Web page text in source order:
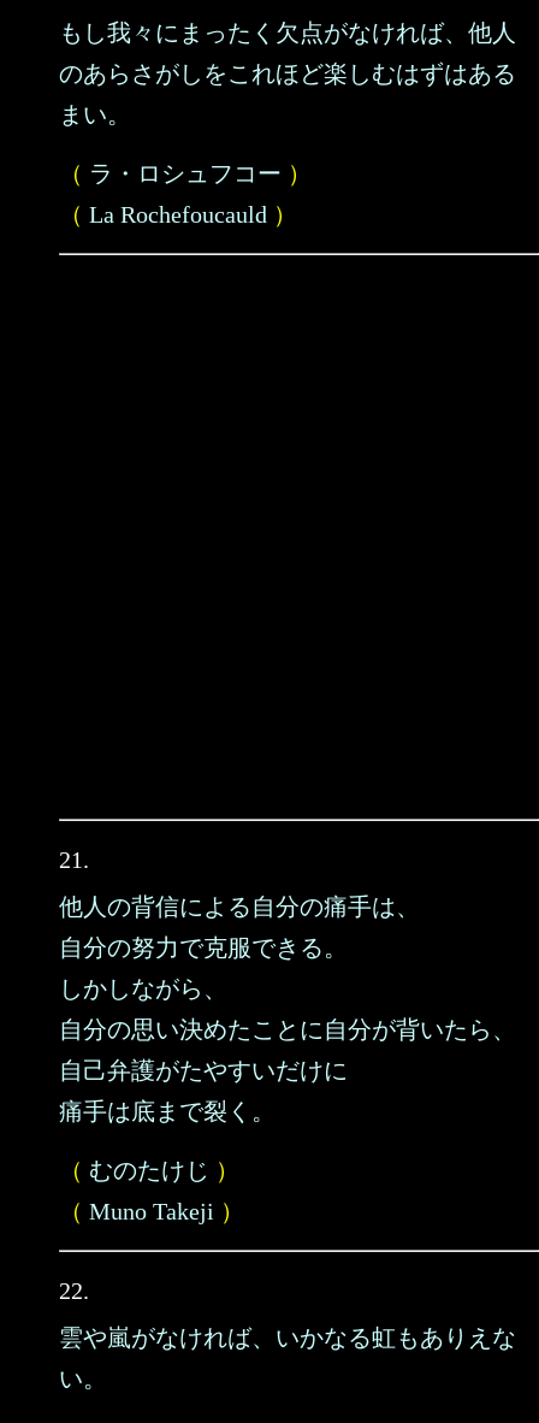
もし我々にまったく欠点がなければ、他人
のあらさがしをこれほど楽しむはずはある
まい。
（ ラ・ロシュフコー ）
（ La Rochefoucauld ）
21.
他人の背信による自分の痛手は、
自分の努力で克服できる。
しかしながら、
自分の思い決めたことに自分が背いたら、
自己弁護がたやすいだけに
痛手は底まで裂く。
（ むのたけじ ）
（ Muno Takeji ）
22.
雲や嵐がなければ、いかなる虹もありえな
い。